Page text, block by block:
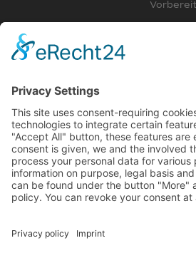
A2,
C1